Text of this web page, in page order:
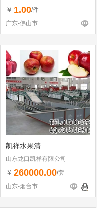
有限公司
￥ 1.00/件
广东-佛山市
凯祥水果清
山东龙口凯祥有限公司
￥ 260000.00/套
山东-烟台市